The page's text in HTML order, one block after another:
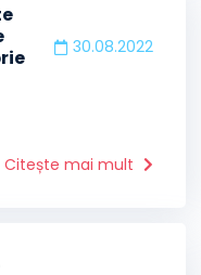
30.08.2022
Citește mai mult